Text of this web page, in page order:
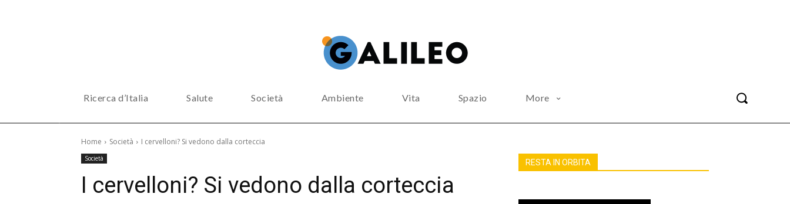
Ricerca d’Italia Salute Società Ambiente Vita Spazio More
Home Società I cervelloni? Si vedono dalla corteccia
Società
I cervelloni? Si vedono dalla corteccia
RESTA IN ORBITA